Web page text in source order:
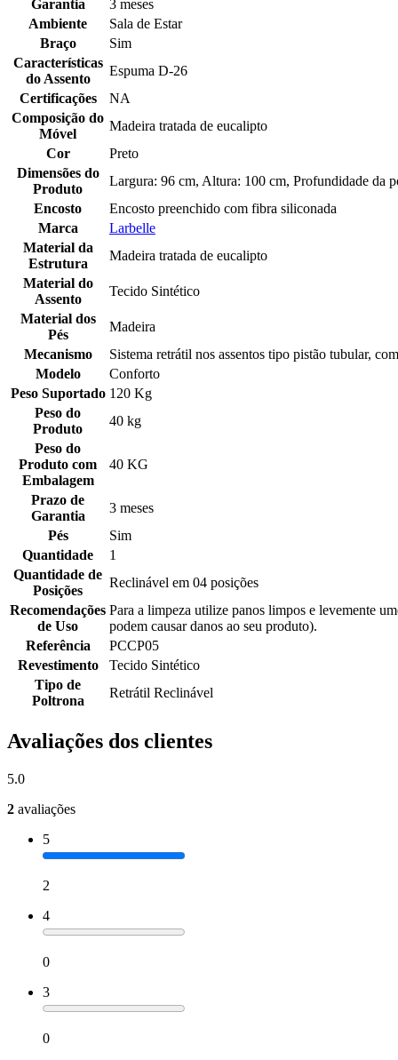
Garantia
3 meses
Ambiente
Sala de Estar
Braço
Sim
Características
do Assento
Espuma D-26
Certificações
NA
Composição do
Móvel
Madeira tratada de eucalipto
Cor
Preto
Dimensões do
Produto
Largura: 96 cm, Altura: 100 cm, Profundidade da
Encosto
Encosto preenchido com fibra siliconada
Marca
Larbelle
Material da
Estrutura
Madeira tratada de eucalipto
Material do
Assento
Tecido Sintético
Material dos
Pés
Madeira
Mecanismo
Sistema retrátil nos assentos tipo pistão tubular,
Modelo
Conforto
Peso Suportado 120 Kg
Peso do
Produto
40 kg
Peso do
Produto com
Embalagem
40 KG
Prazo de
Garantia
3 meses
Pés
Sim
Quantidade
1
Quantidade de
Posições
Reclinável em 04 posições
Recomendações
de Uso
Para a limpeza utilize panos limpos e levemente
podem causar danos ao seu produto).
Referência
PCCP05
Revestimento
Tecido Sintético
Tipo de
Poltrona
Retrátil Reclinável
Avaliações dos clientes
5.0
2 avaliações
5
2
4
0
3
0